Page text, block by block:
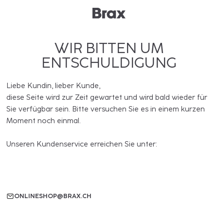
WIR BITTEN UM
ENTSCHULDIGUNG
Liebe Kundin, lieber Kunde,
diese Seite wird zur Zeit gewartet und wird bald wieder für
Sie verfügbar sein. Bitte versuchen Sie es in einem kurzen
Moment noch einmal.
Unseren Kundenservice erreichen Sie unter:
ONLINESHOP@BRAX.CH